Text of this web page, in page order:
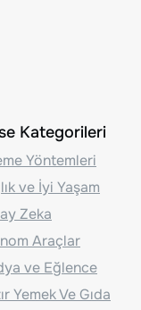
Kategorileri
Yöntemleri
ve İyi Yaşam
Zeka
Araçlar
ve Eğlence
Yemek Ve Gıda